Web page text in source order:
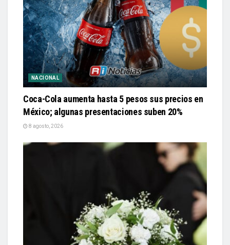
NACIONAL
Coca-Cola aumenta hasta 5 pesos sus precios en
México; algunas presentaciones suben 20%
8 agosto, 2026